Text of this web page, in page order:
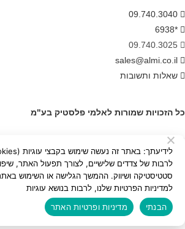
09.740.3040
*6938
09.740.3025
sales@almi.co.il
שאלות ותשובות
כל הזכויות שמורות לאלמי פלסטיק בע"מ
בנייה:
עגלת קניות
לרבות של צדדים שלישיים, לצורך תפעול האתר,
סטטיסטיקה ושיווק. ההמשך הגלישה או השימוש
למדיניות הפרטיות שלנו, לרבות בנושא עוגיות
הבנתי
מדיניות ופרטיות האתר